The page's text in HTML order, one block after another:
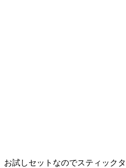
お試しセットなのでスティック